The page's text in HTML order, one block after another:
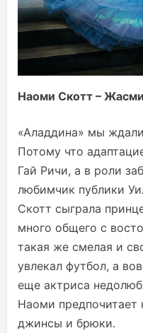
Наоми Скотт –
«Аладдина» мы
Потому что
Гай Ричи, а в роли
любимчик публики
Скотт сыграла
много общего с
такая же смелая и
увлекал футбол, а
еще актриса
Наоми предпочитает
джинсы и брюки.